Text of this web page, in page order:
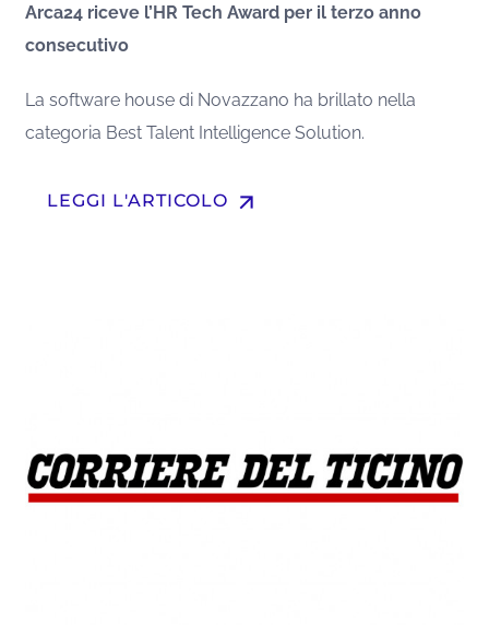
Arca24 riceve l’HR Tech Award per il terzo anno
consecutivo
La software house di Novazzano ha brillato nella
categoria Best Talent Intelligence Solution.
LEGGI L'ARTICOLO arrow_upward